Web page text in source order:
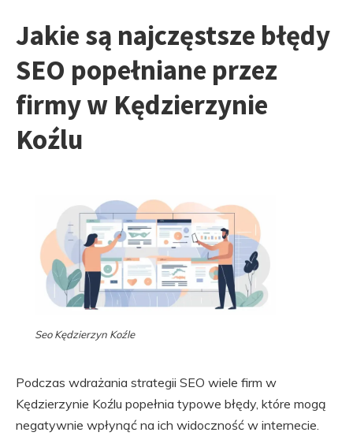
Jakie są najczęstsze błędy
SEO popełniane przez
firmy w Kędzierzynie
Koźlu
Seo Kędzierzyn Koźle
Podczas wdrażania strategii SEO wiele firm w
Kędzierzynie Koźlu popełnia typowe błędy, które mogą
negatywnie wpłynąć na ich widoczność w internecie.